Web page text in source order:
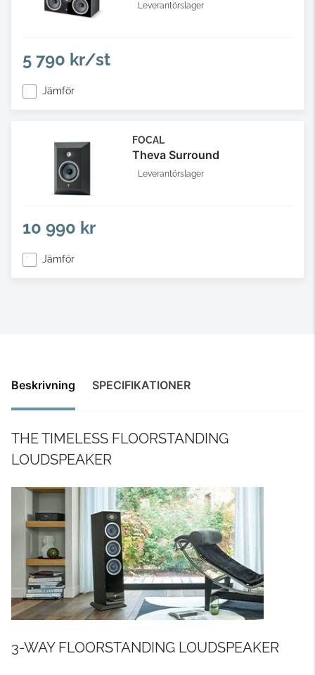
Leverantörslager
5 790 kr/st
Jämför
FOCAL
Theva Surround
Leverantörslager
10 990 kr
Jämför
Beskrivning SPECIFIKATIONER
THE TIMELESS FLOORSTANDING
LOUDSPEAKER
3-WAY FLOORSTANDING LOUDSPEAKER